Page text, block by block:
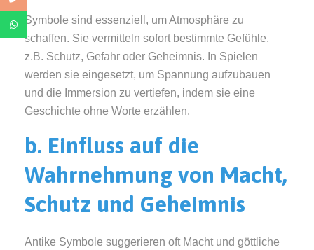
Symbole sind essenziell, um Atmosphäre zu
schaffen. Sie vermitteln sofort bestimmte Gefühle,
z.B. Schutz, Gefahr oder Geheimnis. In Spielen
werden sie eingesetzt, um Spannung aufzubauen
und die Immersion zu vertiefen, indem sie eine
Geschichte ohne Worte erzählen.
b. Einfluss auf die
Wahrnehmung von Macht,
Schutz und Geheimnis
Antike Symbole suggerieren oft Macht und göttliche